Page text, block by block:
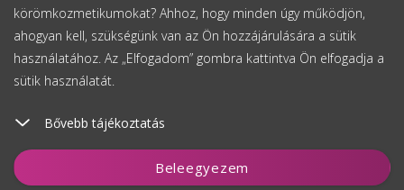
körömkozmetikumokat? Ahhoz, hogy minden úgy működjön,
ahogyan kell, szükségünk van az Ön hozzájárulására a sütik
használatához. Az „Elfogadom” gombra kattintva Ön elfogadja a
sütik használatát.
Bővebb tájékoztatás
Beleegyezem
Kosárhoz ad